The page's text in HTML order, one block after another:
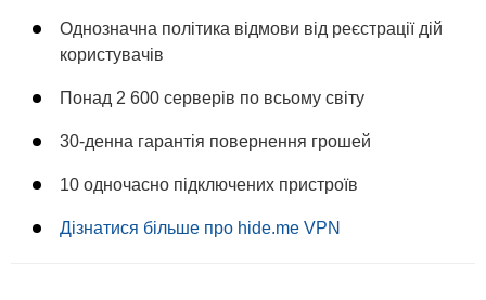
Однозначна політика відмови від реєстрації дій
користувачів
Понад 2 600 серверів по всьому світу
30-денна гарантія повернення грошей
10 одночасно підключених пристроїв
Дізнатися більше про hide.me VPN